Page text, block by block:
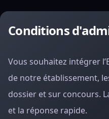
Conditions
Vous souhaitez intégrer
de notre établissement,
dossier et sur concours.
et la réponse rapide.